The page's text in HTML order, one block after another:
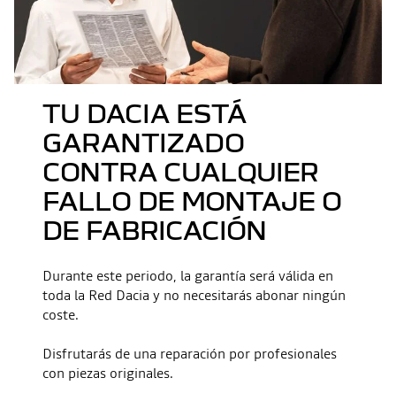
TU DACIA ESTÁ
GARANTIZADO
CONTRA CUALQUIER
FALLO DE MONTAJE O
DE FABRICACIÓN
Durante este periodo, la garantía será válida en
toda la Red Dacia y no necesitarás abonar ningún
coste.
Disfrutarás de una reparación por profesionales
con piezas originales.